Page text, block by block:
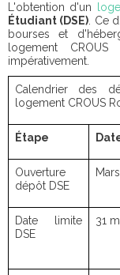
L'obtention d'un
Étudiant (DSE) . Ce
bourses et
logement
impérativement.
Calendrier des
logement CROUS
Étape
Ouverture
dépôt DSE
Date limite
DSE
31